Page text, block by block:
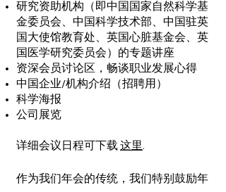
研究资助机构（即中国国家自然科学基
金委员会、中国科学技术部、中国驻英
国大使馆教育处、英国心脏基金会、英
国医学研究委员会）的专题讲座
资深会员讨论区，畅谈职业发展心得
中国企业/机构介绍（招聘用）
科学海报
公司展览
详细会议日程可下载 这里
作为我们年会的传统，我们特别鼓励年